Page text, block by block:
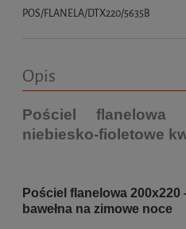
POS/FLANELA/DTX220/5635B
Opis
Pościel flanelowa
niebiesko-fioletowe
Pościel flanelowa 200x220
bawełna na zimowe noce